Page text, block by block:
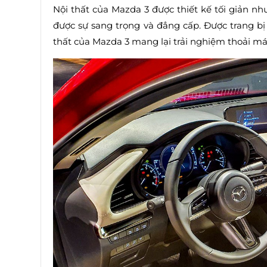
Nội thất của Mazda 3 được thiết kế tối giản
được sự sang trọng và đẳng cấp. Được trang
thất của Mazda 3 mang lại trải nghiệm thoải